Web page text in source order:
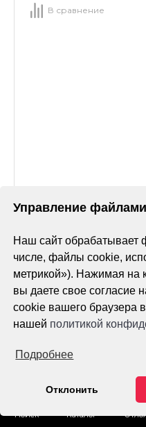
Управление
Наш сайт обрабатывает
числе, файлы cookie,
метрикой»). Нажимая на
вы даете свое согласие
cookie вашего браузера
нашей политикой
Подробнее
Отклонить
Поиск Каталог
В сравнение